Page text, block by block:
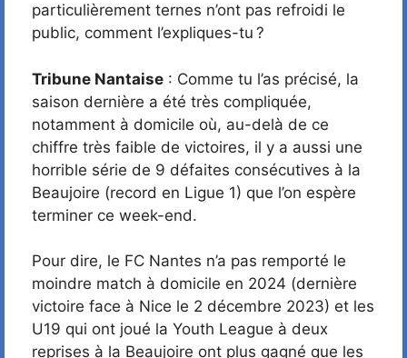
particulièrement ternes n’ont pas refroidi le
public, comment l’expliques-tu ?
Tribune Nantaise : Comme tu l’as précisé, la
saison dernière a été très compliquée,
notamment à domicile où, au-delà de ce
chiffre très faible de victoires, il y a aussi une
horrible série de 9 défaites consécutives à la
Beaujoire (record en Ligue 1) que l’on espère
terminer ce week-end.
Pour dire, le FC Nantes n’a pas remporté le
moindre match à domicile en 2024 (dernière
victoire face à Nice le 2 décembre 2023) et les
U19 qui ont joué la Youth League à deux
reprises à la Beaujoire ont plus gagné que les